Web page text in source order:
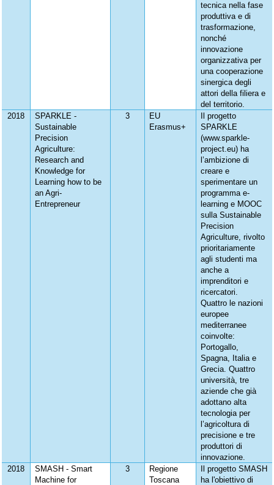
tecnica nella fase
produttiva e di
trasformazione,
nonché
innovazione
organizzativa per
una cooperazione
sinergica degli
attori della filiera e
del territorio.
2018
SPARKLE -
Sustainable
Precision
Agriculture:
Research and
Knowledge for
Learning how to be
an Agri-
Entrepreneur
3
EU
Erasmus+
Il progetto
SPARKLE
(www.sparkle-
project.eu) ha
l’ambizione di
creare e
sperimentare un
programma e-
learning e MOOC
sulla Sustainable
Precision
Agriculture, rivolto
prioritariamente
agli studenti ma
anche a
imprenditori e
ricercatori.
Quattro le nazioni
europee
mediterranee
coinvolte:
Portogallo,
Spagna, Italia e
Grecia. Quattro
università, tre
aziende che già
adottano alta
tecnologia per
l’agricoltura di
precisione e tre
produttori di
innovazione.
2018
SMASH - Smart
Machine for
3
Regione
Toscana
Il progetto SMASH
ha l'obiettivo di